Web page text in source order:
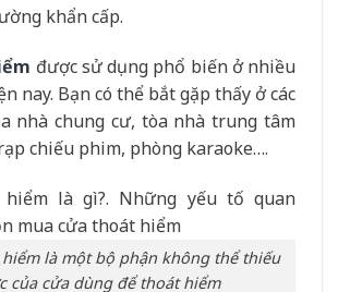
khẩn cấp.
được sử dụng phổ biến ở nhiều
nay. Bạn có thể bắt gặp thấy ở các
nhà chung cư, tòa nhà trung tâm
chiếu phim, phòng karaoke….
là một bộ phận không thể thiếu
của cửa dùng để thoát hiểm